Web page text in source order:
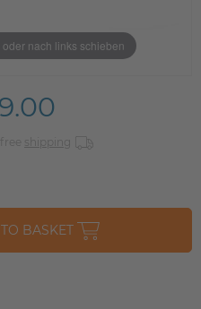
nach links schieben
shipping
BASKET